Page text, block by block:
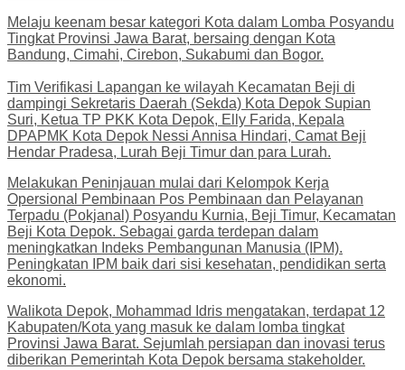
Melaju keenam besar kategori Kota dalam Lomba Posyandu
Tingkat Provinsi Jawa Barat, bersaing dengan Kota
Bandung, Cimahi, Cirebon, Sukabumi dan Bogor.
Tim Verifikasi Lapangan ke wilayah Kecamatan Beji di
dampingi Sekretaris Daerah (Sekda) Kota Depok Supian
Suri, Ketua TP PKK Kota Depok, Elly Farida, Kepala
DPAPMK Kota Depok Nessi Annisa Hindari, Camat Beji
Hendar Pradesa, Lurah Beji Timur dan para Lurah.
Melakukan Peninjauan mulai dari Kelompok Kerja
Opersional Pembinaan Pos Pembinaan dan Pelayanan
Terpadu (Pokjanal) Posyandu Kurnia, Beji Timur, Kecamatan
Beji Kota Depok. Sebagai garda terdepan dalam
meningkatkan Indeks Pembangunan Manusia (IPM).
Peningkatan IPM baik dari sisi kesehatan, pendidikan serta
ekonomi.
Walikota Depok, Mohammad Idris mengatakan, terdapat 12
Kabupaten/Kota yang masuk ke dalam lomba tingkat
Provinsi Jawa Barat. Sejumlah persiapan dan inovasi terus
diberikan Pemerintah Kota Depok bersama stakeholder.